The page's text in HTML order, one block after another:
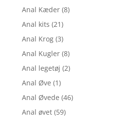
Anal Kæder (8)
Anal kits (21)
Anal Krog (3)
Anal Kugler (8)
Anal legetøj (2)
Anal Øve (1)
Anal Øvede (46)
Anal øvet (59)